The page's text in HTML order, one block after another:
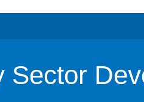
Sector